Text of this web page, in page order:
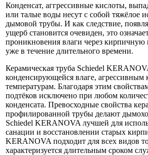
Конденсат, аггрессивные кислоты,
или талые воды несут с собой тяжёлое
дымовой трубы. И как следствие,
ущерб становится очевиден, это
проникновения влаги через кирпичную
уже в течение длительного времени.
Керамическая труба Schiedel
конденсирующейся влаге,
температурам. Благодаря этим
подтёков исключено при любом
конденсата. Превосходные свойства
профилированной трубы делают
Schiedel KERANOVA лучшей для
санации и восстановлении старых
KERANOVA подходит для всех видов
характеризуется длительным сроком